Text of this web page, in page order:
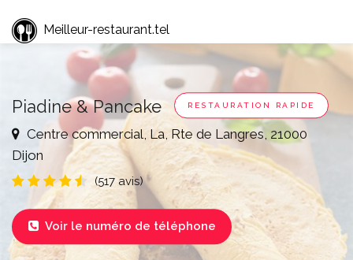
Meilleur-restaurant.tel
Piadine & Pancake RESTAURATION RAPIDE
Centre commercial, La, Rte de Langres, 21000
Dijon
(517 avis)
 Voir le numéro de téléphone